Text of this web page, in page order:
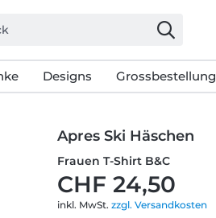
Designs Grossbestellung
Apres Ski Häschen
Frauen T-Shirt B&C
CHF 24,50
inkl. MwSt.zzgl. Versandkosten